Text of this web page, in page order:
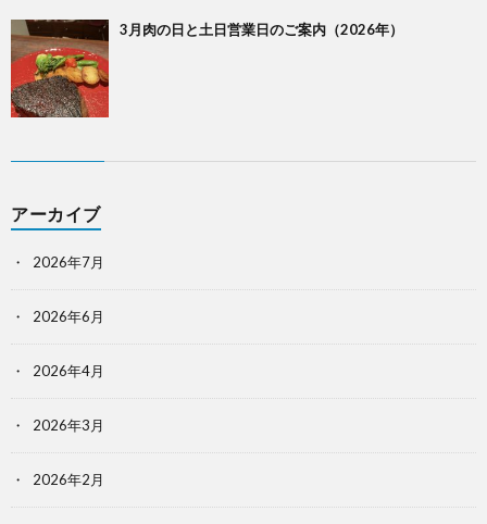
3月肉の日と土日営業日のご案内（2026年）
アーカイブ
2026年7月
2026年6月
2026年4月
2026年3月
2026年2月